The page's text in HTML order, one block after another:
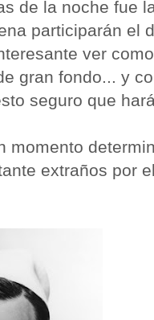
de la noche fue
participarán el
ver
gran fondo... y
seguro que
momento
extraños por